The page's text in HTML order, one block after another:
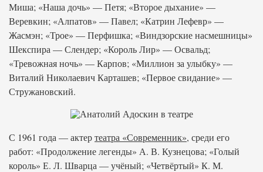
Миша; «Наша дочь» — Петя; «Второе дыхание» —
Веревкин; «Алпатов» — Павел; «Катрин Лефевр» —
Жасмэн; «Трое» — Перфишка; «Виндзорские насмешницы»
Шекспира — Слендер; «Король Лир» — Освальд;
«Тревожная ночь» — Карпов; «Миллион за улыбку» —
Виталий Николаевич Карташев; «Первое свидание» —
Стружановский.
С 1961 года — актертеатра «Современник», среди его
работ: «Продолжение легенды» А. В. Кузнецова; «Голый
король» Е. Л. Шварца — учёный; «Четвёртый» К. М.